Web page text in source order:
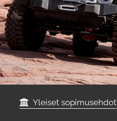
Yleiset sopimusehdot